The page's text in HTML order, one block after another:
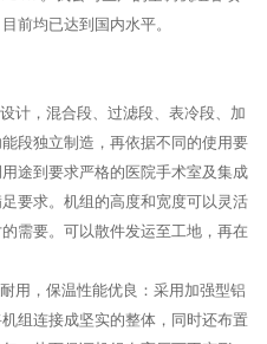
前均已达到国内水平。
，混合段、过滤段、表冷段、加
段独立制造，再依据不同的使用要
途到要求严格的医院手术室及集成
要求。机组的高度和宽度可以灵活
需要。可以散件发运至工地，再在
，保温性能优良：采用加强型铝
组连接成坚实的整体，同时还布置